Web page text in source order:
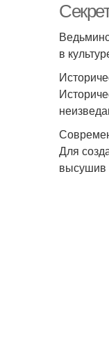
в
Для
высушив